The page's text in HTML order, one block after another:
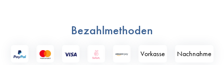
Bezahlmethoden
Vorkasse Nach­nahme